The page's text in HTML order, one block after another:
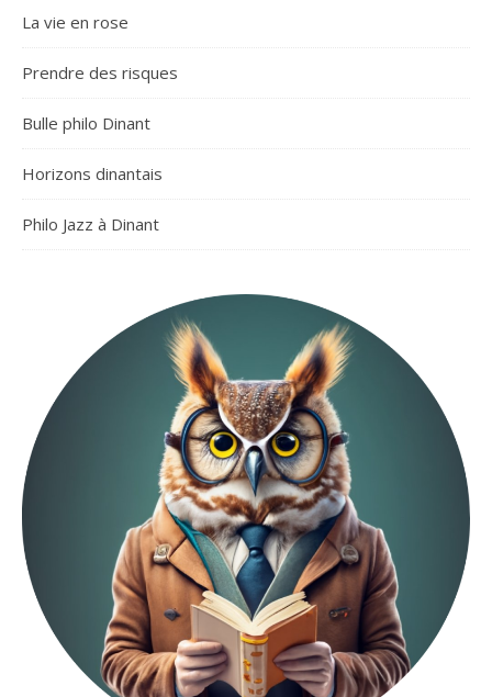
La vie en rose
Prendre des risques
Bulle philo Dinant
Horizons dinantais
Philo Jazz à Dinant